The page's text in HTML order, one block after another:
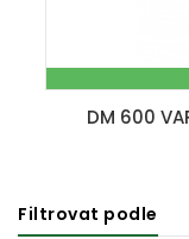
DM 600
Filtrovat podle